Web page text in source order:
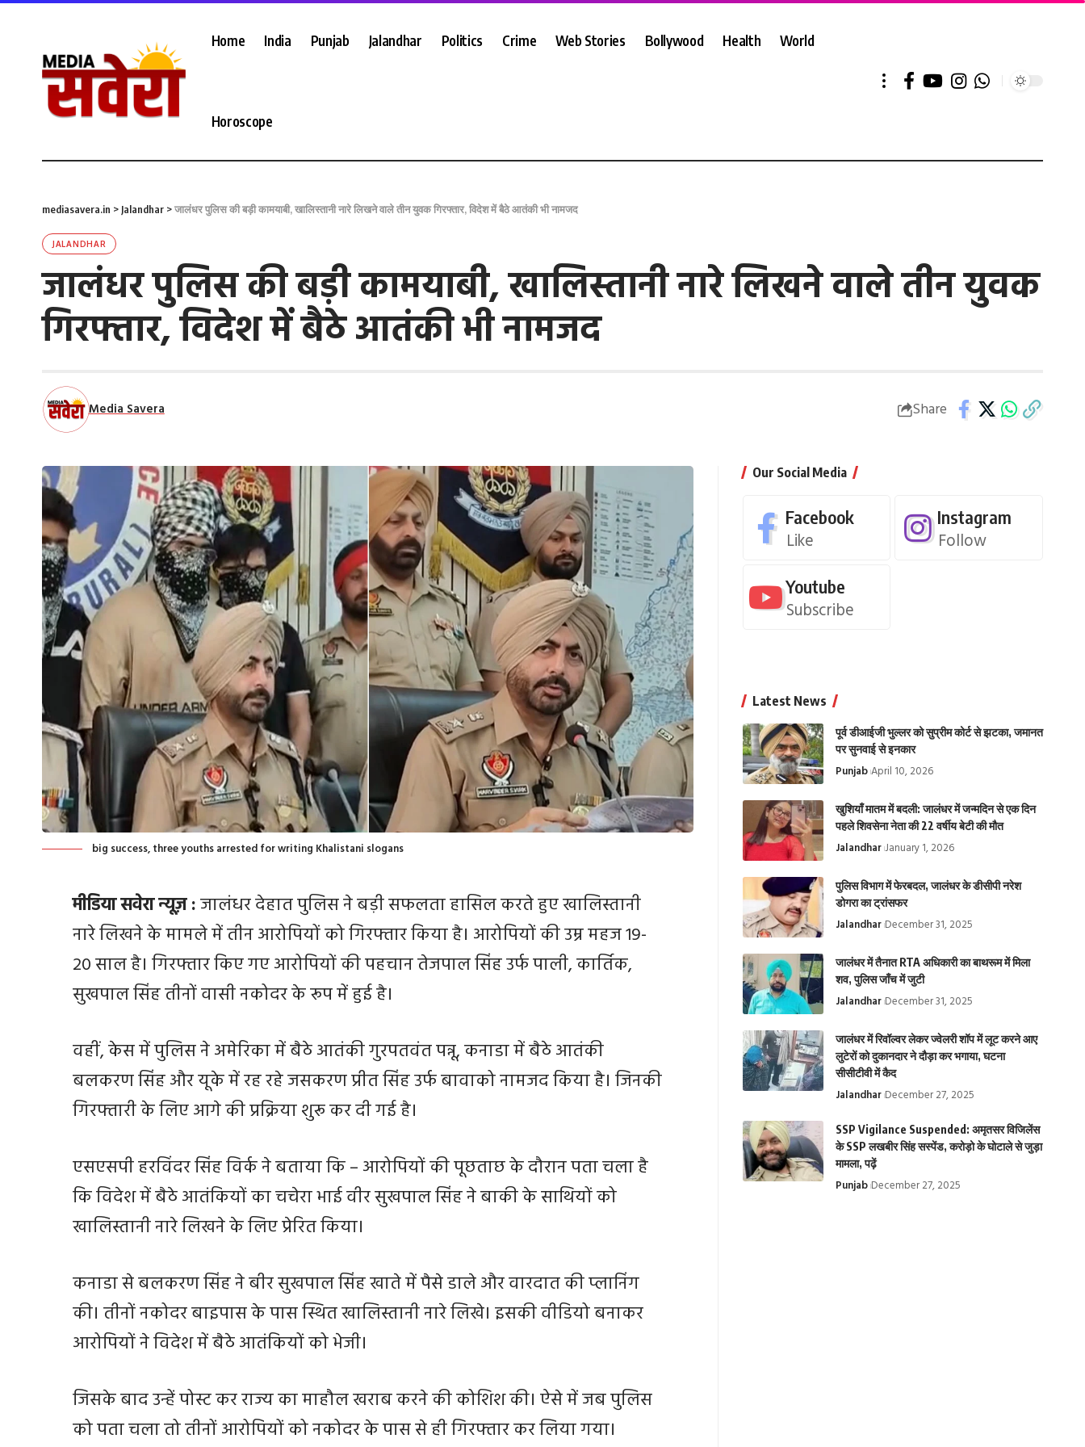
Home India Punjab Jalandhar Politics Crime Web Stories Bollywood Health World
Horoscope
mediasavera.in > Jalandhar >जालंधर पुलिस की बड़ी कामयाबी, खालिस्तानी नारे लिखने वाले तीन युवक गिरफ्तार, विदेश में बैठे आतंकी भी नामजद
JALANDHAR
जालंधर पुलिस की बड़ी कामयाबी, खालिस्तानी नारे लिखने वाले तीन युवक
गिरफ्तार, विदेश में बैठे आतंकी भी नामजद
Media Savera Share
big success, three youths arrested for writing Khalistani slogans
मीडिया सवेरा न्यूज़ :जालंधर देहात पुलिस ने बड़ी सफलता हासिल करते हुए खालिस्तानी
नारे लिखने के मामले में तीन आरोपियों को गिरफ्तार किया है। आरोपियों की उम्र महज 19-
20 साल है। गिरफ्तार किए गए आरोपियों की पहचान तेजपाल सिंह उर्फ पाली, कार्तिक,
सुखपाल सिंह तीनों वासी नकोदर के रूप में हुई है।
वहीं, केस में पुलिस ने अमेरिका में बैठे आतंकी गुरपतवंत पन्नू, कनाडा में बैठे आतंकी
बलकरण सिंह और यूके में रह रहे जसकरण प्रीत सिंह उर्फ बावाको नामजद किया है। जिनकी
गिरफ्तारी के लिए आगे की प्रक्रिया शुरू कर दी गई है।
एसएसपी हरविंदर सिंह विर्क ने बताया कि – आरोपियों की पूछताछ के दौरान पता चला है
कि विदेश में बैठे आतंकियों का चचेरा भाई वीर सुखपाल सिंह ने बाकी के साथियों को
खालिस्तानी नारे लिखने के लिए प्रेरित किया।
कनाडा से बलकरण सिंह ने बीर सुखपाल सिंह खाते में पैसे डाले और वारदात की प्लानिंग
की। तीनों नकोदर बाइपास के पास स्थित खालिस्तानी नारे लिखे। इसकी वीडियो बनाकर
आरोपियों ने विदेश में बैठे आतंकियों को भेजी।
जिसके बाद उन्हें पोस्ट कर राज्य का माहौल खराब करने की कोशिश की। ऐसे में जब पुलिस
को पता चला तो तीनों आरोपियों को नकोदर के पास से ही गिरफ्तार कर लिया गया।
Our Social Media
Facebook
Like
Instagram
Follow
Youtube
Subscribe
Latest News
पूर्व डीआईजी भुल्लर को सुप्रीम कोर्ट से झटका, जमानत
पर सुनवाई से इनकार
Punjab April 10, 2026
खुशियाँ मातम में बदली: जालंधर में जन्मदिन से एक दिन
पहले शिवसेना नेता की 22 वर्षीय बेटी की मौत
Jalandhar January 1, 2026
पुलिस विभाग में फेरबदल, जालंधर के डीसीपी नरेश
डोगरा का ट्रांसफर
Jalandhar December 31, 2025
जालंधर में तैनात RTA अधिकारी का बाथरूम में मिला
शव, पुलिस जाँच में जुटी
Jalandhar December 31, 2025
जालंधर में रिवॉल्वर लेकर ज्वेलरी शॉप में लूट करने आए
लुटेरों को दुकानदार ने दौड़ा कर भगाया, घटना
सीसीटीवी में कैद
Jalandhar December 27, 2025
SSP Vigilance Suspended: अमृतसर विजिलेंस
के SSP लखबीर सिंह सस्पेंड, करोड़ो के घोटाले से जुड़ा
मामला, पढ़ें
Punjab December 27, 2025